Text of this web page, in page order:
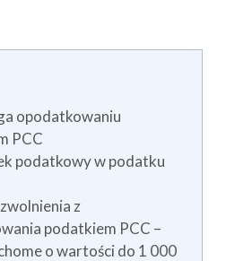
opodatkowaniu
PCC
podatkowy w podatku
z
podatkiem PCC –
o wartości do 1 000